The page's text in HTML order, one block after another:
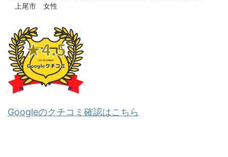
上尾市 女性
Googleのクチコミ確認はこちら